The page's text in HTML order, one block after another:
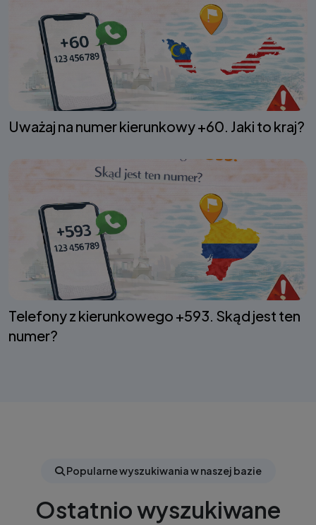
Uważaj na numer kierunkowy +60. Jaki to kraj?
Telefony z kierunkowego +593. Skąd jest ten
numer?
Popularne wyszukiwania w naszej bazie
Ostatnio wyszukiwane